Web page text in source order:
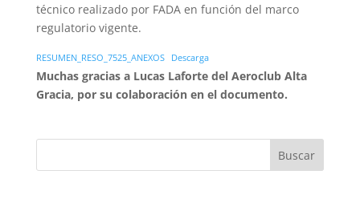
técnico realizado por FADA en función del marco
regulatorio vigente.
RESUMEN_RESO_7525_ANEXOS Descarga
Muchas gracias a Lucas Laforte del Aeroclub Alta
Gracia, por su colaboración en el documento.